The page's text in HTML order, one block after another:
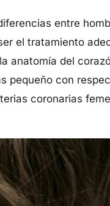
entre
el tratamiento
anatomía del
pequeño con
coronarias